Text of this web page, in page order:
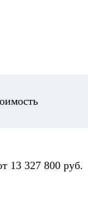
13 327 800 руб.